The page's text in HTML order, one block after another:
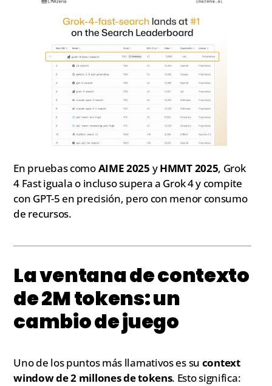
En pruebas comoAIME 2025 yHMMT 2025, Grok
4 Fast iguala o incluso supera a Grok 4 y compite
con GPT-5 en precisión, pero con menor consumo
de recursos.
La ventana de contexto
de 2M tokens: un
cambio de juego
Uno de los puntos más llamativos es su context
window de 2 millones de tokens. Esto significa: